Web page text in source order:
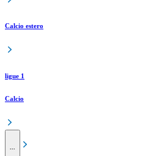
Calcio estero
ligue 1
Calcio